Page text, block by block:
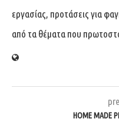
εργασίας, προτάσεις για
από τα θέματα που
HOME MADE